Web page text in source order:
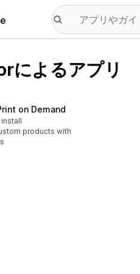
によるアプリ
on Demand
件
products with